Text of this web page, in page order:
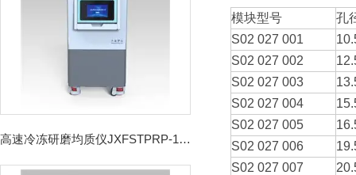
高速冷冻研磨均质仪JXFSTPRP-192CL
模块型号
孔
S02 027 001
S02 027 002
S02 027 003
S02 027 004
S02 027 005
S02 027 006
S02 027 007